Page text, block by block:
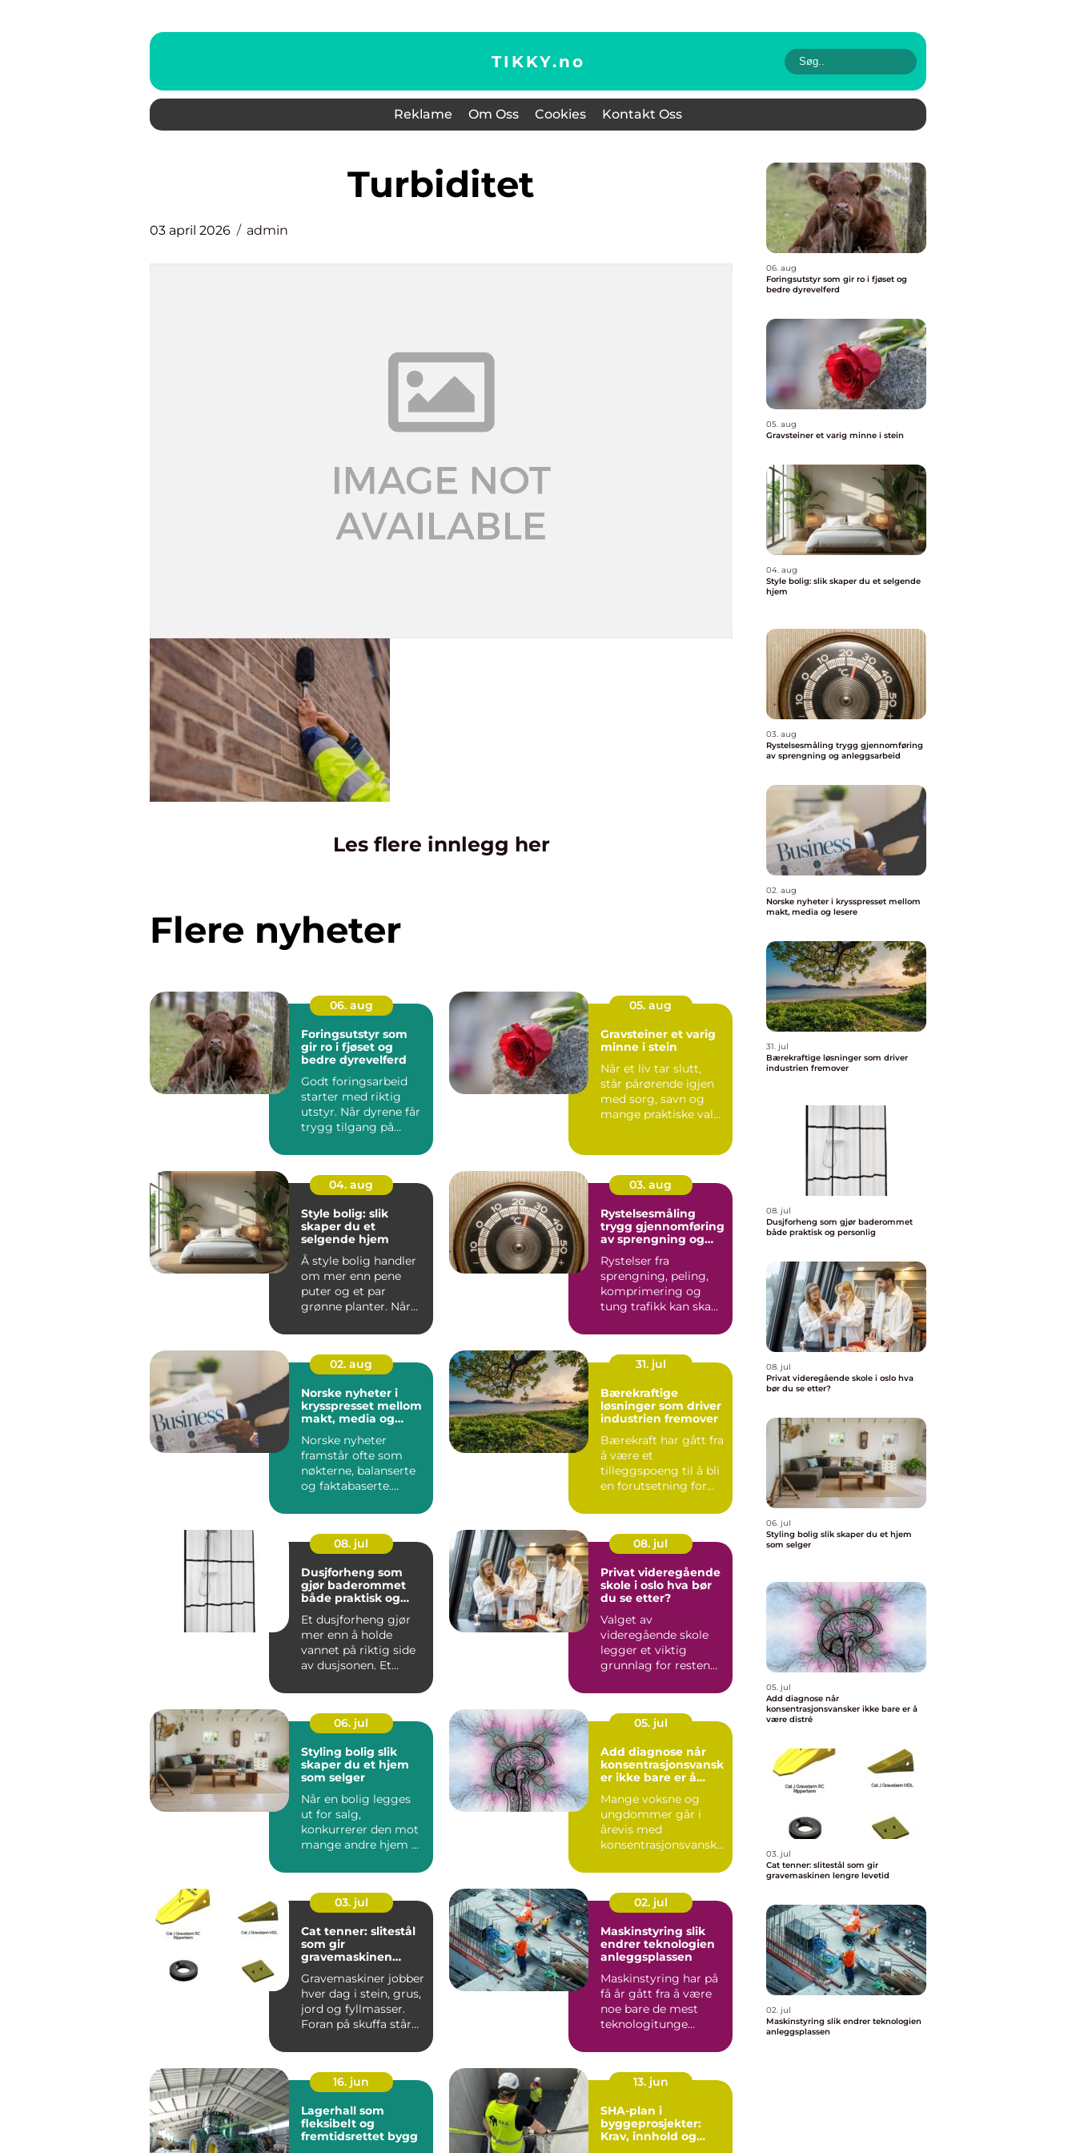
TIKKY.no
Reklame Om Oss Cookies Kontakt Oss
turbiditet
03 april 2026 admin
Les flere innlegg her
Flere nyheter
06. aug
Foringsutstyr som
gir ro i fjøset og
bedre dyrevelferd
Godt foringsarbeid
starter med riktig
utstyr. Når dyrene får
trygg tilgang på
tilskudd,...
05. aug
Gravsteiner et varig
minne i stein
Når et liv tar slutt,
står pårørende igjen
med sorg, savn og
mange praktiske valg.
04. aug
Style bolig: slik
skaper du et
selgende hjem
Å style bolig handler
om mer enn pene
puter og et par
grønne planter. Når
marked...
03. aug
Rystelsesmåling
trygg gjennomføring
av sprengning og
Rystelser fra
sprengning, peling,
komprimering og
tung trafikk kan skape
og bygg...
02. aug
Norske nyheter i
krysspresset mellom
makt, media og
Norske nyheter
framstår ofte som
nøkterne, balanserte
og faktabaserte.
nyhetsbildet a...
31. jul
Bærekraftige
løsninger som driver
industrien fremover
Bærekraft har gått fra
å være et
tilleggspoeng til å bli
en forutsetning for
Myndi...
08. jul
Dusjforheng som
gjør baderommet
både praktisk og
Et dusjforheng gjør
mer enn å holde
vannet på riktig side
av dusjsonen. Et
kan gi ...
08. jul
Privat videregående
skole i oslo hva bør
du se etter?
Valget av
videregående skole
legger et viktig
grunnlag for resten
Mange ser derf...
06. jul
Styling bolig slik
skaper du et hjem
som selger
Når en bolig legges
ut for salg,
konkurrerer den mot
mange andre hjem på
scroller ...
05. jul
Add diagnose når
konsentrasjonsvansk
er ikke bare er å
Mange voksne og
ungdommer går i
årevis med
konsentrasjonsvanske
hvorfor. De oppleves
03. jul
Cat tenner: slitestål
som gir
gravemaskinen
Gravemaskiner jobber
hver dag i stein, grus,
jord og fyllmasser.
Foran på skuffa står
02. jul
Maskinstyring slik
endrer teknologien
anleggsplassen
Maskinstyring har på
få år gått fra å være
noe bare de mest
teknologitunge
brukte, ti...
16. jun
Lagerhall som
fleksibelt og
fremtidsrettet bygg
13. jun
SHA-plan i
byggeprosjekter:
Krav, innhold og
06. aug
Foringsutstyr som gir ro i fjøset og
bedre dyrevelferd
05. aug
Gravsteiner et varig minne i stein
04. aug
Style bolig: slik skaper du et selgende
hjem
03. aug
Rystelsesmåling trygg gjennomføring
av sprengning og anleggsarbeid
02. aug
Norske nyheter i krysspresset mellom
makt, media og lesere
31. jul
Bærekraftige løsninger som driver
industrien fremover
08. jul
Dusjforheng som gjør baderommet
både praktisk og personlig
08. jul
Privat videregående skole i oslo hva
bør du se etter?
06. jul
Styling bolig slik skaper du et hjem
som selger
05. jul
Add diagnose når
konsentrasjonsvansker ikke bare er å
være distré
03. jul
Cat tenner: slitestål som gir
gravemaskinen lengre levetid
02. jul
Maskinstyring slik endrer teknologien
anleggsplassen